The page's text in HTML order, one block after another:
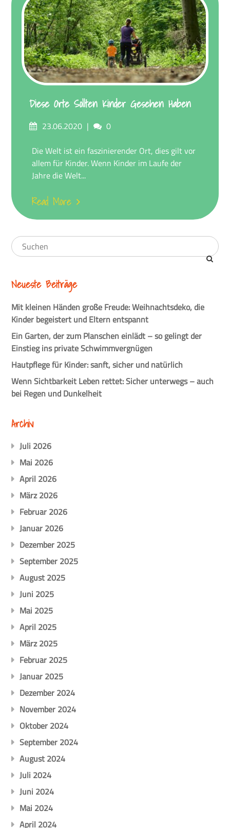
Diese Orte Sollten Kinder Gesehen Haben
Posted23.06.2020 Comments
0
Die Welt ist ein faszinierender Ort, dies gilt vor
allem für Kinder. Wenn Kinder im Laufe der
Jahre die Welt...
Read More
Neueste Beiträge
Mit kleinen Händen große Freude: Weihnachtsdeko, die
Kinder begeistert und Eltern entspannt
Ein Garten, der zum Planschen einlädt – so gelingt der
Einstieg ins private Schwimmvergnügen
Hautpflege für Kinder: sanft, sicher und natürlich
Wenn Sichtbarkeit Leben rettet: Sicher unterwegs – auch
bei Regen und Dunkelheit
Archiv
Juli 2026
Mai 2026
April 2026
März 2026
Februar 2026
Januar 2026
Dezember 2025
September 2025
August 2025
Juni 2025
Mai 2025
April 2025
März 2025
Februar 2025
Januar 2025
Dezember 2024
November 2024
Oktober 2024
September 2024
August 2024
Juli 2024
Juni 2024
Mai 2024
April 2024